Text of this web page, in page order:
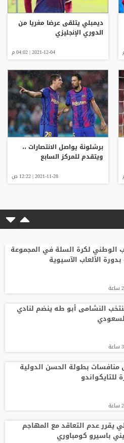
ديمبلي يتلقى عرضا مغريا من
الدوري الإنجليزي
2021-12-04 | 04:02 م
برشلونة يواصل الانتصارات ،،
ويتقدم للمركز السابع
2021-11-28 | 12:22 ص
الوطني لكرة السلة في المجموعة
بدورة الألعاب الآسيوية
النشامى أبو طه ينضم لنادي
منافسات بطولة الحسن الدولية
للتايكواندو
يقرر عدم التعاقد مع المهاجم
باسيرو كومباوري